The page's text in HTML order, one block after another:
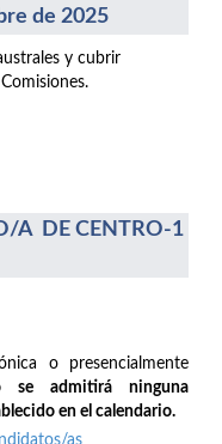
de 2025
y cubrir
A DE CENTRO-1
o presencialmente
se admitirá ninguna
en el calendario.